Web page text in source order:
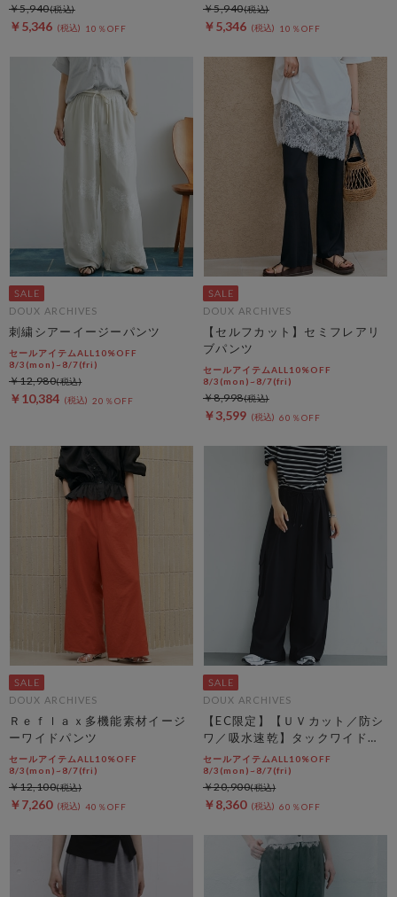
￥5,346 10％OFF
￥5,940
￥5,346 10％OFF
￥5,940
DOUX ARCHIVES
刺繍シアーイージーパンツ
セールアイテムALL10%OFF
8/3(mon)~8/7(fri)
￥10,384 20％OFF
￥12,980
DOUX ARCHIVES
【セルフカット】セミフレアリ
ブパンツ
セールアイテムALL10%OFF
8/3(mon)~8/7(fri)
￥3,599 60％OFF
￥8,998
DOUX ARCHIVES
Ｒｅｆｌａｘ多機能素材イージ
ーワイドパンツ
セールアイテムALL10%OFF
8/3(mon)~8/7(fri)
￥7,260 40％OFF
￥12,100
DOUX ARCHIVES
【EC限定】【ＵＶカット／防シ
ワ／吸水速乾】タックワイドカ
ーゴパンツ
セールアイテムALL10%OFF
8/3(mon)~8/7(fri)
￥8,360 60％OFF
￥20,900